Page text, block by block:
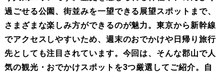
過ごせる公園、街並みを一望できる展望スポットまで、
さまざまな楽しみ方ができるのが魅力。東京から新幹線
でアクセスしやすいため、週末のおでかけや日帰り旅行
先としても注目されています。今回は、そんな郡山で人
気の観光・おでかけスポットを3つ厳選してご紹介。自